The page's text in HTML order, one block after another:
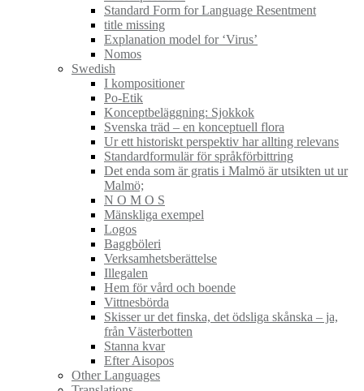
Standard Form for Language Resentment
title missing
Explanation model for ‘Virus’
Nomos
Swedish
I kompositioner
Po-Etik
Konceptbeläggning: Sjokkok
Svenska träd – en konceptuell flora
Ur ett historiskt perspektiv har allting relevans
Standardformulär för språkförbittring
Det enda som är gratis i Malmö är utsikten ut ur
Malmö;
N O M O S
Mänskliga exempel
Logos
Baggböleri
Verksamhetsberättelse
Illegalen
Hem för vård och boende
Vittnesbörda
Skisser ur det finska, det ödsliga skånska – ja,
från Västerbotten
Stanna kvar
Efter Aisopos
Other Languages